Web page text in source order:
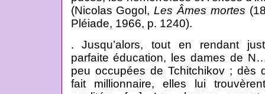
(Nicolas Gogol,Les Âmes mortes
Pléiade, 1966, p. 1240).
. Jusqu’alors, tout en rendant
parfaite éducation, les dames de
peu occupées de Tchitchikov ; dès
fait millionnaire, elles lui